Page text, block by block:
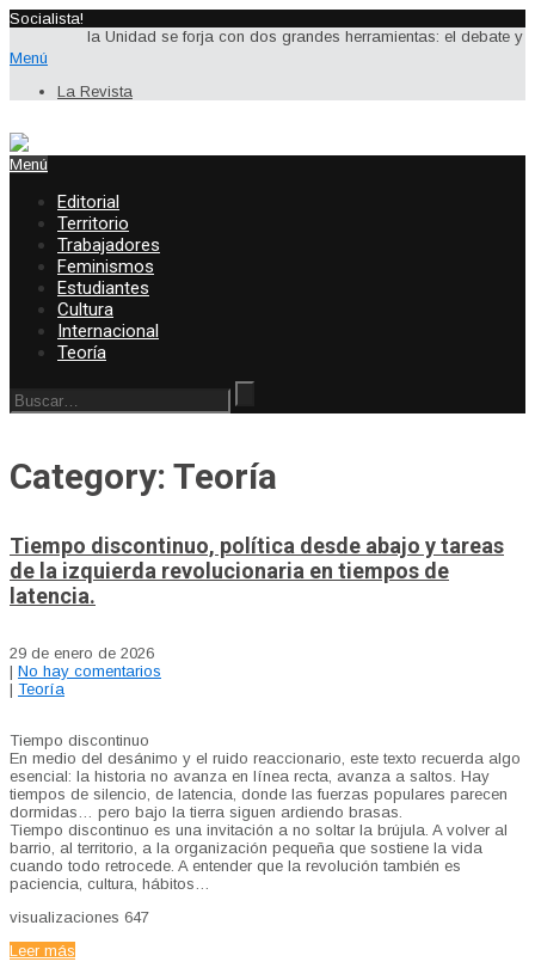
Socialista!
la Unidad se forja con dos grandes herramientas: el debate y la
Menú
La Revista
Menú
Editorial
Territorio
Trabajadores
Feminismos
Estudiantes
Cultura
Internacional
Teoría
Category: Teoría
Tiempo discontinuo, política desde abajo y tareas
de la izquierda revolucionaria en tiempos de
latencia.
29 de enero de 2026
| No hay comentarios
| Teoría
Tiempo discontinuo
En medio del desánimo y el ruido reaccionario, este texto recuerda algo
esencial: la historia no avanza en línea recta, avanza a saltos. Hay
tiempos de silencio, de latencia, donde las fuerzas populares parecen
dormidas… pero bajo la tierra siguen ardiendo brasas.
Tiempo discontinuo es una invitación a no soltar la brújula. A volver al
barrio, al territorio, a la organización pequeña que sostiene la vida
cuando todo retrocede. A entender que la revolución también es
paciencia, cultura, hábitos…
visualizaciones 647
Leer más